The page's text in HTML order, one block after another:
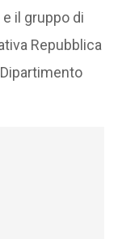
e il gruppo di
Repubblica